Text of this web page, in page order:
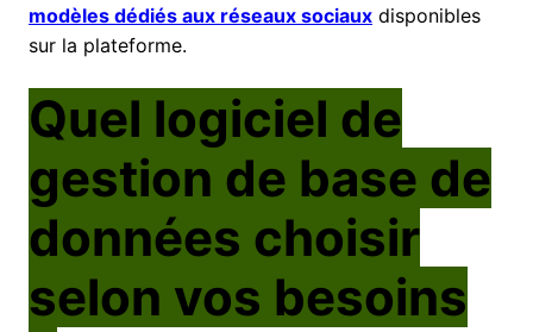
modèles dédiés aux réseaux sociaux disponibles
sur la plateforme.
Quel logiciel de
gestion de base de
données choisir
selon vos besoins